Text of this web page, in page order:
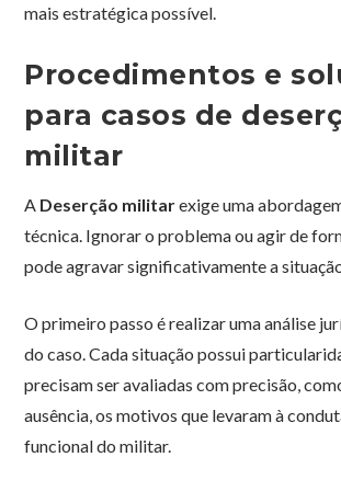
mais estratégica possível.
Procedimentos e
para casos de
militar
A Deserção militarexige uma
técnica. Ignorar o problema ou agir de
pode agravar significativamente a
O primeiro passo é realizar uma análise
do caso. Cada situação possui
precisam ser avaliadas com precisão,
ausência, os motivos que levaram à
funcional do militar.